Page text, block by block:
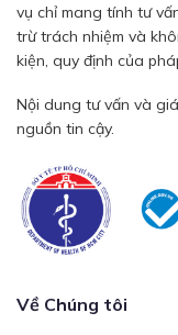
vụ chỉ mang tính tư
trừ trách nhiệm và
kiện, quy định của
Nội dung tư vấn và
nguồn tin cậy.
Về Chúng tôi